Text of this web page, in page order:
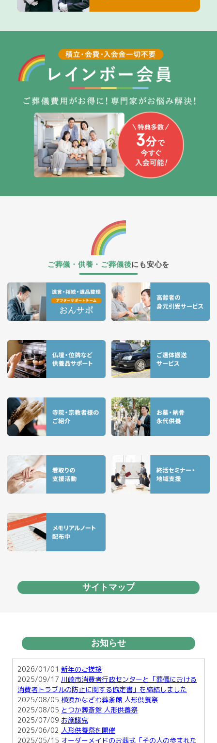
ご葬儀・供養・ご葬儀後にも安心を
サイトマップ
お知らせ
2026/01/01 新年のご挨拶
2025/09/17 川崎市消費者行政センターと「葬儀における
消費者トラブルの防止に関する協定書」を締結しました
2025/08/05 横浜かなざわ葬斎館 人形供養祭
2025/08/05 とつか葬斎館 人形供養祭
2025/07/09 お施餓鬼
2025/06/02 人形供養祭を開催
2025/05/15 オーダーメイドのお葬式「その人の歩まれた